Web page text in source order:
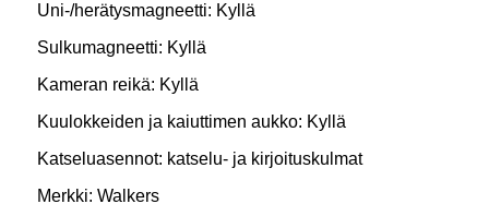
Uni-/herätysmagneetti: Kyllä
Sulkumagneetti: Kyllä
Kameran reikä: Kyllä
Kuulokkeiden ja kaiuttimen aukko: Kyllä
Katseluasennot: katselu- ja kirjoituskulmat
Merkki: Walkers